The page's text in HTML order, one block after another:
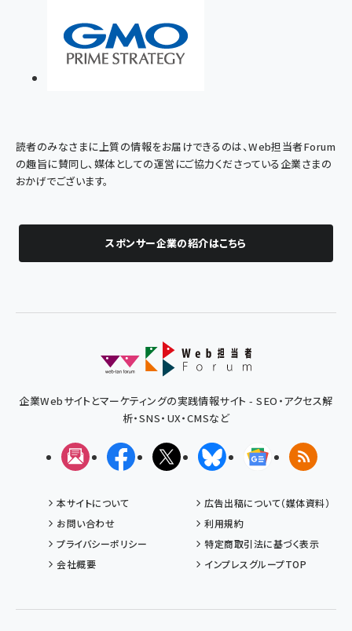
読者のみなさまに上質の情報をお届けできるのは、Web担当者Forum
の趣旨に賛同し、媒体としての運営にご協力くださっている企業さまの
おかげでございます。
スポンサー企業の紹介はこちら
企業Webサイトとマーケティングの実践情報サイト - SEO・アクセス解
析・SNS・UX・CMSなど
メルマガFacebookX(エックス)BlueskyGoogleニュ
RSS
本サイトについて
広告出稿について（媒体資料）
お問い合わせ
利用規約
プライバシーポリシー
特定商取引法に基づく表示
会社概要
インプレスグループTOP